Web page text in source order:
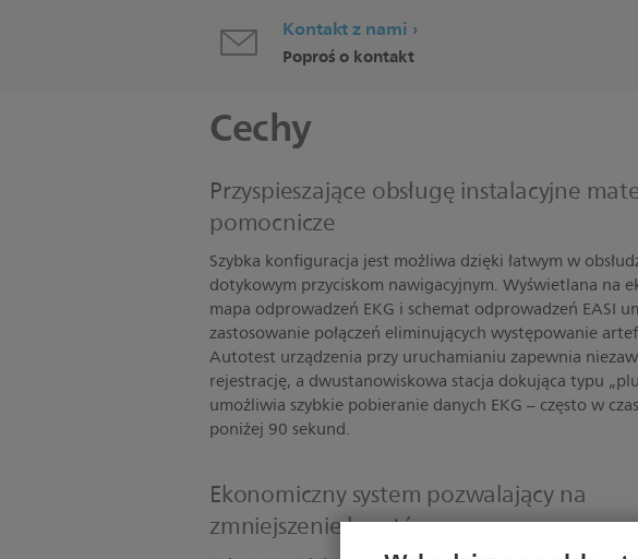
Kontakt z nami
Poproś o kontakt
Cechy
Przyspieszające obsługę instalacyjne
pomocnicze
Szybka konfiguracja jest możliwa dzięki łatwym w
dotykowym przyciskom nawigacyjnym. Wyświetlana na
mapa odprowadzeń EKG i schemat odprowadzeń EASI
zastosowanie połączeń eliminujących występowanie
Autotest urządzenia przy uruchamianiu zapewnia
rejestrację, a dwustanowiskowa stacja dokująca typu
umożliwia szybkie pobieranie danych EKG – często w
poniżej 90 sekund.
Ekonomiczny system pozwalający na
zmniejszenie kosztów